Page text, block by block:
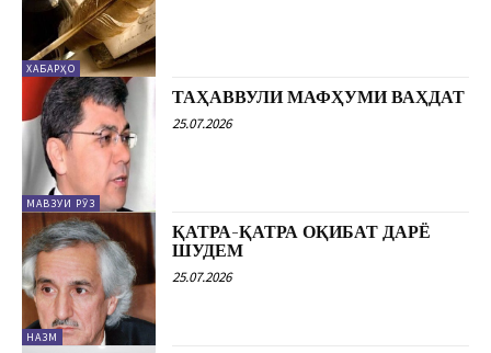
ХАБАРҲО
МАВЗУИ РӮЗ
ТАҲАВВУЛИ МАФҲУМИ ВАҲДАТ
25.07.2026
НАЗМ
ҚАТРА-ҚАТРА ОҚИБАТ ДАРЁ
ШУДЕМ
25.07.2026